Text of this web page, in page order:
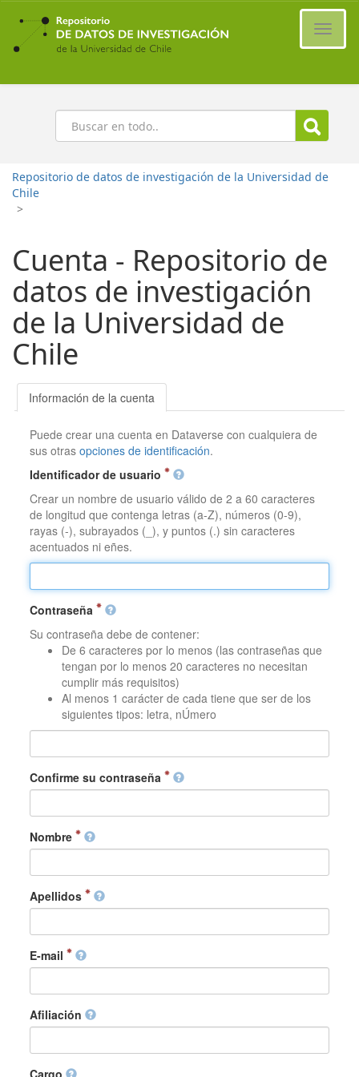
Ir
contenido
principal
Buscar
Repositorio de datos de investigación de la Universidad de
Chile
>
Cuenta - Repositorio de
datos de investigación
de la Universidad de
Chile
Información de la cuenta
Puede crear una cuenta en Dataverse con cualquiera de
sus otrasopciones de identificación.
Identificador de usuario
Crear un nombre de usuario válido de 2 a 60 caracteres
de longitud que contenga letras (a-Z), números (0-9),
rayas (-), subrayados (_), y puntos (.) sin caracteres
acentuados ni eñes.
Contraseña
Su contraseña debe de contener:
De 6 caracteres por lo menos (las contraseñas que
tengan por lo menos 20 caracteres no necesitan
cumplir más requisitos)
Al menos 1 carácter de cada tiene que ser de los
siguientes tipos: letra, nÚmero
Confirme su contraseña
Nombre
Apellidos
E-mail
Afiliación
Cargo